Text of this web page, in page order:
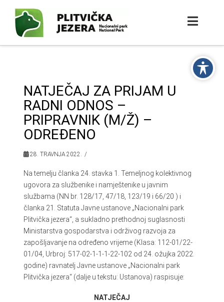
NATJEČAJ ZA PRIJAM U
RADNI ODNOS –
PRIPRAVNIK (M/Ž) –
ODREĐENO
28. TRAVNJA 2022.
Na temelju članka 24. stavka 1. Temeljnog kolektivnog
ugovora za službenike i namještenike u javnim
službama (NN br. 128/17, 47/18, 123/19 i 66/20 ) i
članka 21. Statuta Javne ustanove „Nacionalni park
Plitvička jezera“, a sukladno prethodnoj suglasnosti
Ministarstva gospodarstva i održivog razvoja za
zapošljavanje na određeno vrijeme (Klasa: 112-01/22-
01/04, Urbroj: 517-02-1-1-1-22-102 od 24. ožujka 2022.
godine) ravnatelj Javne ustanove „Nacionalni park
Plitvička jezera“ (dalje u tekstu: Ustanova) raspisuje:
NATJEČAJ